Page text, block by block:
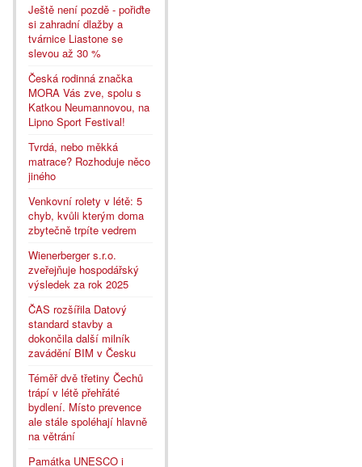
Ještě není pozdě - pořiďte
si zahradní dlažby a
tvárnice Liastone se
slevou až 30 %
Česká rodinná značka
MORA Vás zve, spolu s
Katkou Neumannovou, na
Lipno Sport Festival!
Tvrdá, nebo měkká
matrace? Rozhoduje něco
jiného
Venkovní rolety v létě: 5
chyb, kvůli kterým doma
zbytečně trpíte vedrem
Wienerberger s.r.o.
zveřejňuje hospodářský
výsledek za rok 2025
ČAS rozšířila Datový
standard stavby a
dokončila další milník
zavádění BIM v Česku
Téměř dvě třetiny Čechů
trápí v létě přehřáté
bydlení. Místo prevence
ale stále spoléhají hlavně
na větrání
Památka UNESCO i